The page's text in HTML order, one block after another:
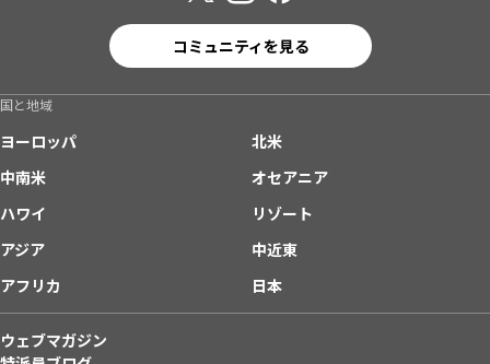
コミュニティを見る
国と地域
ヨーロッパ
北米
中南米
オセアニア
ハワイ
リゾート
アジア
中近東
アフリカ
日本
ウェブマガジン